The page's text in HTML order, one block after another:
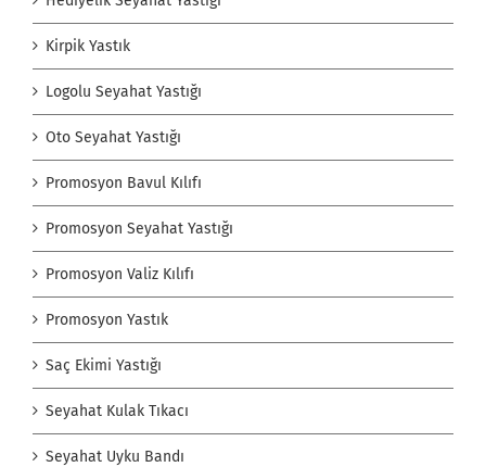
Kirpik Yastık
Logolu Seyahat Yastığı
Oto Seyahat Yastığı
Promosyon Bavul Kılıfı
Promosyon Seyahat Yastığı
Promosyon Valiz Kılıfı
Promosyon Yastık
Saç Ekimi Yastığı
Seyahat Kulak Tıkacı
Seyahat Uyku Bandı